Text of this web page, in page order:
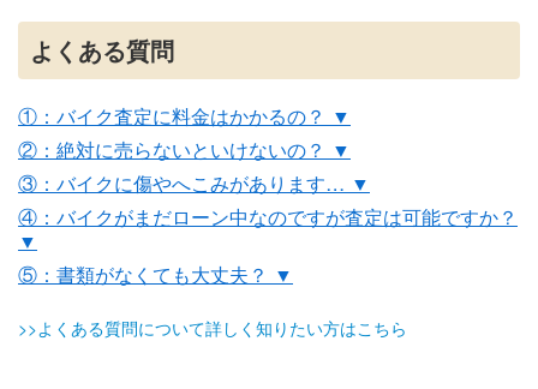
よくある質問
①：バイク査定に料金はかかるの？ ▼
②：絶対に売らないといけないの？ ▼
③：バイクに傷やへこみがあります… ▼
④：バイクがまだローン中なのですが査定は可能ですか？
▼
⑤：書類がなくても大丈夫？ ▼
>>よくある質問について詳しく知りたい方はこちら